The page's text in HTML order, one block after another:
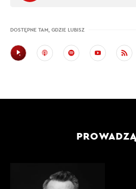
DOSTĘPNE TAM, GDZIE LUBISZ